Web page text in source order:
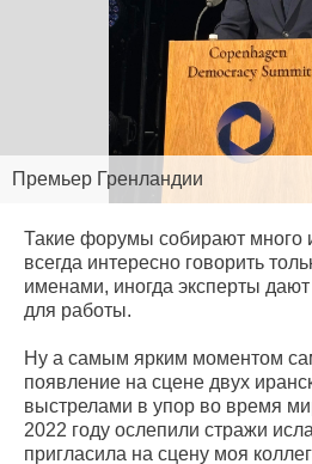
Премьер Гренландии
Такие форумы собирают много
всегда интересно говорить
именами, иногда эксперты
для работы.
Ну а самым ярким моментом
появление на сцене двух
выстрелами в упор во время
2022 году ослепили стражи
пригласила на сцену моя